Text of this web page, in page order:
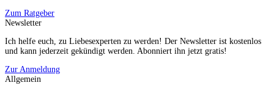
Zum Ratgeber
Newsletter
Ich helfe euch, zu Liebesexperten zu werden! Der Newsletter ist kostenlos
und kann jederzeit gekündigt werden. Abonniert ihn jetzt gratis!
Zur Anmeldung
Allgemein